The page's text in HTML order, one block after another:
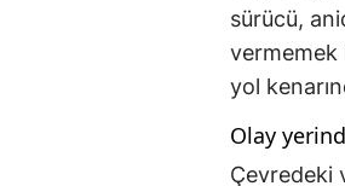
sürücü,
vermemek
yol
Olay
Çevredeki